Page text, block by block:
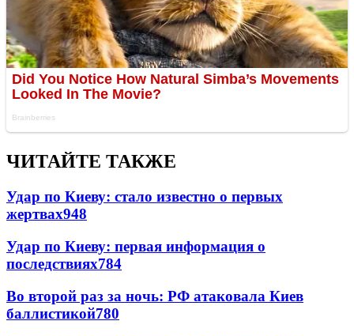
ЧИТАЙТЕ ТАКЖЕ
Удар по Киеву: стало известно о первых
жертвах948
Удар по Киеву: первая информация о
последствиях784
Во второй раз за ночь: РФ атаковала Киев
баллистикой780